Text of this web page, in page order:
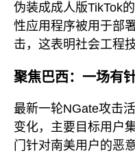
伪装成成人版TikTok
性应用程序被用于部
击，这表明社会工程
聚焦巴西：一场有
最新一轮NGate攻击
变化，主要目标用户
门针对南美用户的恶